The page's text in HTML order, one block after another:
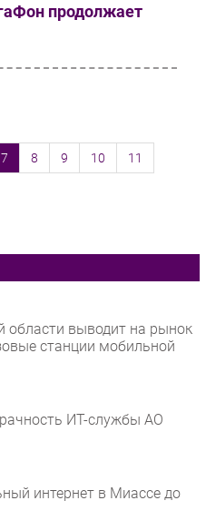
продолжает
7 8 9 10 11
области выводит на рынок
станции мобильной
ИТ-службы АО
интернет в Миассе до